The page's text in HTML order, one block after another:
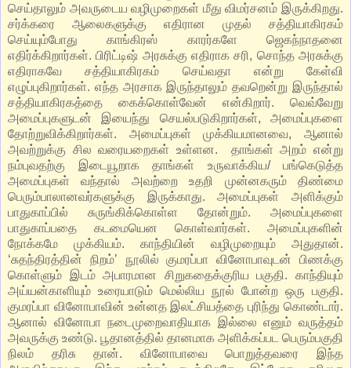
செய்தாலும் அவருடைய வழிமுறைகள் மீது விமர்சனம் இருக்கிறது.
சர்க்கரை ஆலைகளுக்கு எதிரான முதல் சத்தியாகிரகம்
செய்யும்போது காங்கிரஸ் காரர்களே ஜெகந்நாதனை
எதிர்க்கிறார்கள். பிரிட்டிஷ் அரசுக்கு எதிராக சரி, சொந்த அரசுக்கு
எதிராகவே சத்தியாகிரகம் செய்வதா என்று கேள்வி
எழுப்புகிறார்கள். எந்த அரசாக இருந்தாலும் தவறென்று இருந்தால்
சத்தியாகிரகத்தை கைக்கொள்வேன் என்கிறார். வெவ்வேறு
அமைப்புகளுடன் இயைந்து செயல்படுகிறார்கள், அமைப்புகளை
தோற்றுவிக்கிறார்கள். அமைப்புகள் முக்கியமானவை, ஆனால்
அவற்றுக்கு சில வரையறைகள் உள்ளன. தாங்கள் அறம் என்று
நம்புவதற்கு இடையூறாக தாங்கள் உருவாக்கிய/ பங்கெடுத்த
அமைப்புகள் வந்தால் அவற்றை உதறி முன்னகரும் திண்மை
பெரும்பாலானவர்களுக்கு இருக்காது. அமைப்புகள் அளிக்கும்
பாதுகாப்பில் சுருங்கிக்கொள்ள தோன்றும். அமைப்புகளை
பாதுகாப்பதை கடமையென கொள்வார்கள். அமைப்புகளின்
நோக்கமே முக்கியம். காந்தியின் வழிமுறையும் அதுதான்.
‘சுதந்திரத்தின் நிறம்’ நூலில் குமரப்பா வினோபாவுடன் பிணக்கு
கொள்ளும் இடம் அபாரமான சிறுகதைக்குரிய பகுதி. காந்தியும்
அய்யன்காளியும் உரையாடும் மெல்லிய நூல் போன்ற ஒரு பகுதி.
குமரப்பா வினோபாவின் உன்னத இலட்சியத்தை புரிந்து கொண்டார்.
ஆனால் வினோபா நடைமுறைவாதியாக இல்லை எனும் வருத்தம்
அவருக்கு உண்டு. பூதானத்தில் தானமாக அளிக்கப்பட பெரும்பகுதி
நிலம் தரிசு தான். வினோபாவை பொறுத்தவரை இந்த